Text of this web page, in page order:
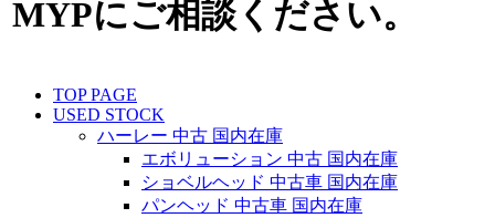
MYPにご相談ください。
TOP PAGE
USED STOCK
ハーレー 中古 国内在庫
エボリューション 中古 国内在庫
ショベルヘッド 中古車 国内在庫
パンヘッド 中古車 国内在庫